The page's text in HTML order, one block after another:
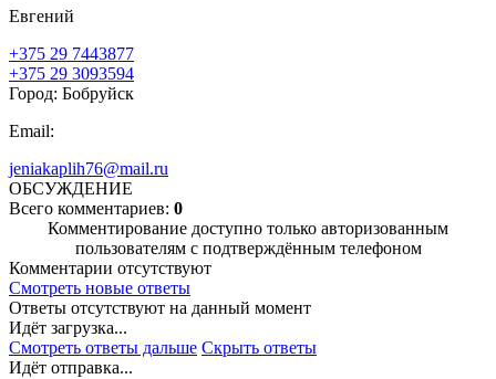
Евгений
+375 29 7443877
+375 29 3093594
Город: Бобруйск
Email:
jeniakaplih76@mail.ru
ОБСУЖДЕНИЕ
Всего комментариев: 0
Комментирование доступно только авторизованным
пользователям с подтверждённым телефоном
Комментарии отсутствуют
Смотреть новые ответы
Ответы отсутствуют на данный момент
Идёт загрузка...
Смотреть ответы дальше Скрыть ответы
Идёт отправка...